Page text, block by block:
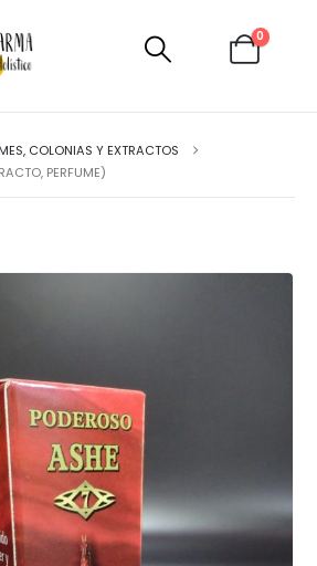
0
COLONIAS Y EXTRACTOS
PERFUME)